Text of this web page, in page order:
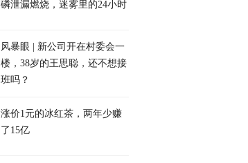
磷泄漏燃烧，迷雾里的24小时
风暴眼 | 新公司开在村委会一
楼，38岁的王思聪，还不想接
班吗？
涨价1元的冰红茶，两年少赚
了15亿